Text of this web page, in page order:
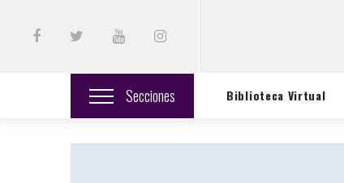
Secciones Biblioteca Virtual